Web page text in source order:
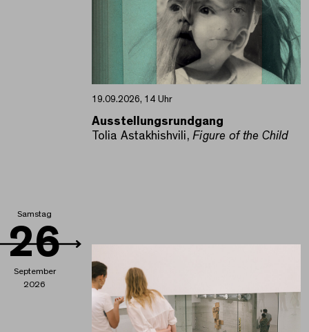
19.09.2026, 14 Uhr
Ausstellungsrundgang
Tolia Astakhishvili, Figure of the Child
Samstag
26
September
2026